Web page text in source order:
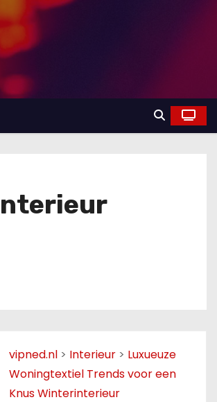
vipned.nl > Interieur > Luxueuze
Woningtextiel Trends voor een
Knus Winterinterieur